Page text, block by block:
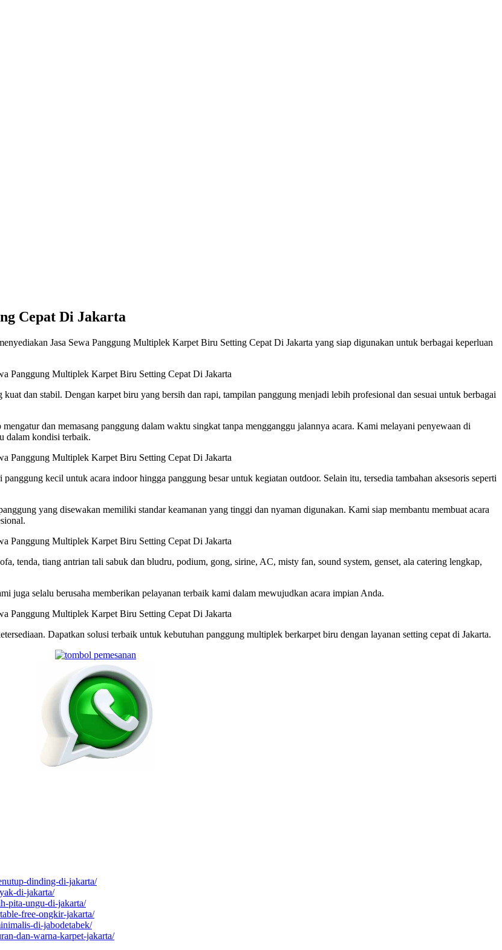
Cepat Di Jakarta
Jasa Sewa Panggung Multiplek Karpet Biru Setting Cepat Di Jakarta yang siap digunakan untuk berbagai keperluan
dan stabil. Dengan karpet biru yang bersih dan rapi, tampilan panggung menjadi lebih profesional dan sesuai untuk berbagai
dan memasang panggung dalam waktu singkat tanpa mengganggu jalannya acara. Kami melayani penyewaan di
dalam kondisi terbaik.
kecil untuk acara indoor hingga panggung besar untuk kegiatan outdoor. Selain itu, tersedia tambahan aksesoris seperti
yang disewakan memiliki standar keamanan yang tinggi dan nyaman digunakan. Kami siap membantu membuat acara
tenda, tiang antrian tali sabuk dan bludru, podium, gong, sirine, AC, misty fan, sound system, genset, ala catering lengkap,
juga selalu berusaha memberikan pelayanan terbaik kami dalam mewujudkan acara impian Anda.
Dapatkan solusi terbaik untuk kebutuhan panggung multiplek berkarpet biru dengan layanan setting cepat di Jakarta.
dinding-di-jakarta/
di-jakarta/
pita-ungu-di-jakarta/
free-ongkir-jakarta/
di-jabodetabek/
dan-warna-karpet-jakarta/